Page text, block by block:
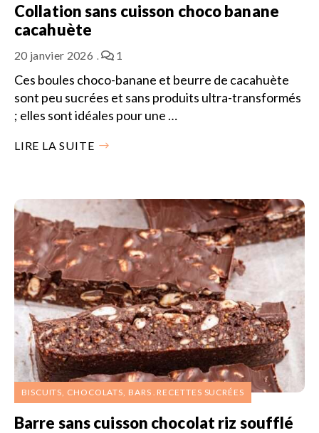
Collation sans cuisson choco banane
cacahuète
20 janvier 2026 1
Ces boules choco-banane et beurre de cacahuète
sont peu sucrées et sans produits ultra-transformés
; elles sont idéales pour une …
LIRE LA SUITE
BISCUITS, CHOCOLATS, BARS RECETTES SUCRÉES
Barre sans cuisson chocolat riz soufflé